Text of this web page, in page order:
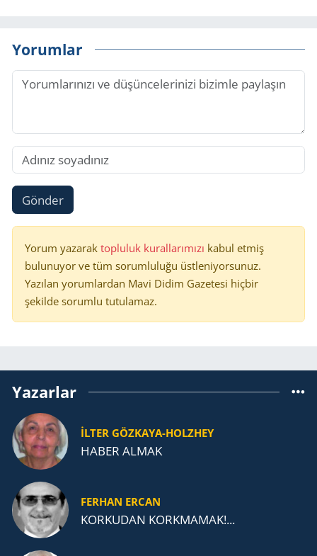
Yorumlar
Gönder
Yorum yazarak topluluk kurallarımızı kabul etmiş
bulunuyor ve tüm sorumluluğu üstleniyorsunuz.
Yazılan yorumlardan Mavi Didim Gazetesi hiçbir
şekilde sorumlu tutulamaz.
Yazarlar
İLTER GÖZKAYA-HOLZHEY
HABER ALMAK
FERHAN ERCAN
KORKUDAN KORKMAMAK!...